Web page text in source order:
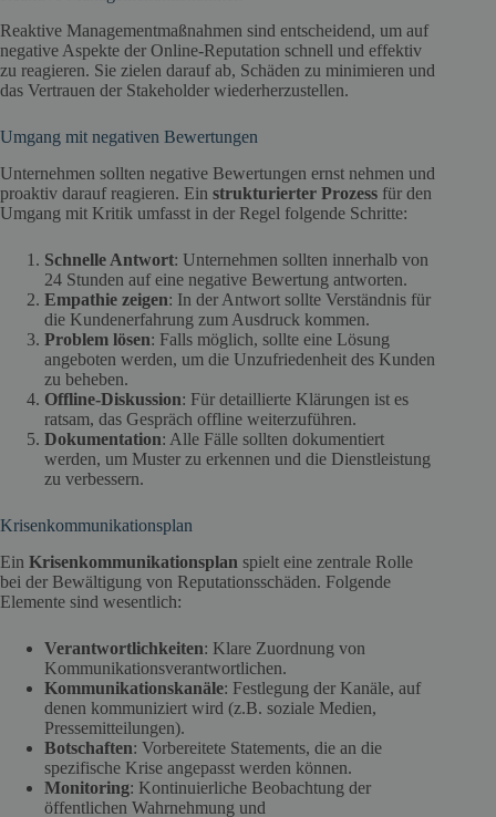
Reaktive Managementmaßnahmen sind entscheidend, um auf
negative Aspekte der Online-Reputation schnell und effektiv
zu reagieren. Sie zielen darauf ab, Schäden zu minimieren und
das Vertrauen der Stakeholder wiederherzustellen.
Umgang mit negativen Bewertungen
Unternehmen sollten negative Bewertungen ernst nehmen und
proaktiv darauf reagieren. Ein strukturierter Prozess für den
Umgang mit Kritik umfasst in der Regel folgende Schritte:
Schnelle Antwort: Unternehmen sollten innerhalb von
24 Stunden auf eine negative Bewertung antworten.
Empathie zeigen: In der Antwort sollte Verständnis für
die Kundenerfahrung zum Ausdruck kommen.
Problem lösen: Falls möglich, sollte eine Lösung
angeboten werden, um die Unzufriedenheit des Kunden
zu beheben.
Offline-Diskussion: Für detaillierte Klärungen ist es
ratsam, das Gespräch offline weiterzuführen.
Dokumentation: Alle Fälle sollten dokumentiert
werden, um Muster zu erkennen und die Dienstleistung
zu verbessern.
Krisenkommunikationsplan
Ein Krisenkommunikationsplan spielt eine zentrale Rolle
bei der Bewältigung von Reputationsschäden. Folgende
Elemente sind wesentlich:
Verantwortlichkeiten: Klare Zuordnung von
Kommunikationsverantwortlichen.
Kommunikationskanäle: Festlegung der Kanäle, auf
denen kommuniziert wird (z.B. soziale Medien,
Pressemitteilungen).
Botschaften: Vorbereitete Statements, die an die
spezifische Krise angepasst werden können.
Monitoring: Kontinuierliche Beobachtung der
öffentlichen Wahrnehmung und